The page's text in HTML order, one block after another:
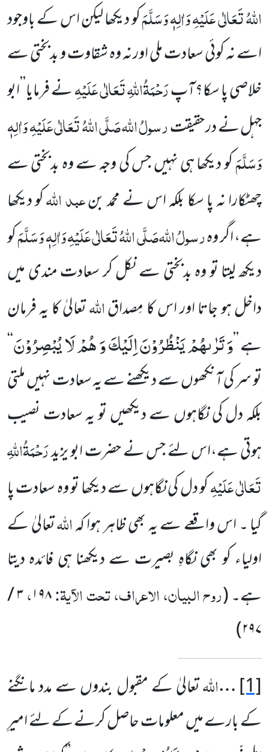
اللہُ تَعَالٰی عَلَیْہِ وَاٰلِہٖ وَسَلَّمَکو دیکھا لیکن اس کے باوجود
اسے نہ کوئی سعادت ملی اور نہ وہ شقاوتو بدبختی سے
خلاصی پا سکا؟آپرَحْمَۃُاللہِ تَعَالٰی عَلَیْہِنے فرمایا’’ابو
جہل نے در حقیقترسولُ اللہصَلَّی اللہُ تَعَالٰی عَلَیْہِ وَاٰلِہٖ
وَسَلَّمَکو دیکھا ہی نہیں جس کی وجہ سے وہ بدبختی سے
چھٹکارا نہ پا سکا بلکہ اس نے محمد بنعبد اللہکو دیکھا
ہے، اگر وہرسولُاللہصَلَّی اللہُ تَعَالٰی عَلَیْہِ وَاٰلِہٖ وَسَلَّمَکو
دیکھ لیتا تو وہ بدبختی سے نکل کر سعادت مندی میں
داخل ہو جاتا اور اس کا مِصداقاللہتعالیٰکا یہ فرمان
ہے ’’وَ تَرٰىهُمْ یَنْظُرُوْنَ اِلَیْكَ وَ هُمْ لَا یُبْصِرُوْنَ‘‘
تو سر کی آنکھوں سے دیکھنے سے یہ سعادت نہیں ملتی
بلکہ دل کی نگاہوں سے دیکھیں تو یہ سعادت نصیب
ہوتی ہے،اس لئے جس نے حضرت ابو یزیدرَحْمَۃُاللہِ
تَعَالٰی عَلَیْہِکو دل کی نگاہوں سے دیکھا تو وہ سعادت پا
گیا ۔ اس واقعے سے یہ بھی ظاہر ہوا کہاللہتعالیٰ کے
اولیاء کو بھی نگاہِ بصیرت سے دیکھنا ہی فائدہ دیتا
ہے۔(روح البیان، الاعراف، تحت الآیۃ:۱۹۸،۳/
۲۹۷)
[1]
…اللہتعالیٰ کے مقبول بندوں سے مدد مانگنے
کے بارے میں معلومات حاصل کرنے کے لئے امیرِ